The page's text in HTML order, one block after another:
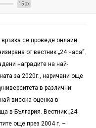
15px
се проведе онлайн
от вестник „24 часа“.
наградите на най-
за 2020г., наричани още
в различни
висока оценка в
в България. Вестник „24
още през 2004 г. –